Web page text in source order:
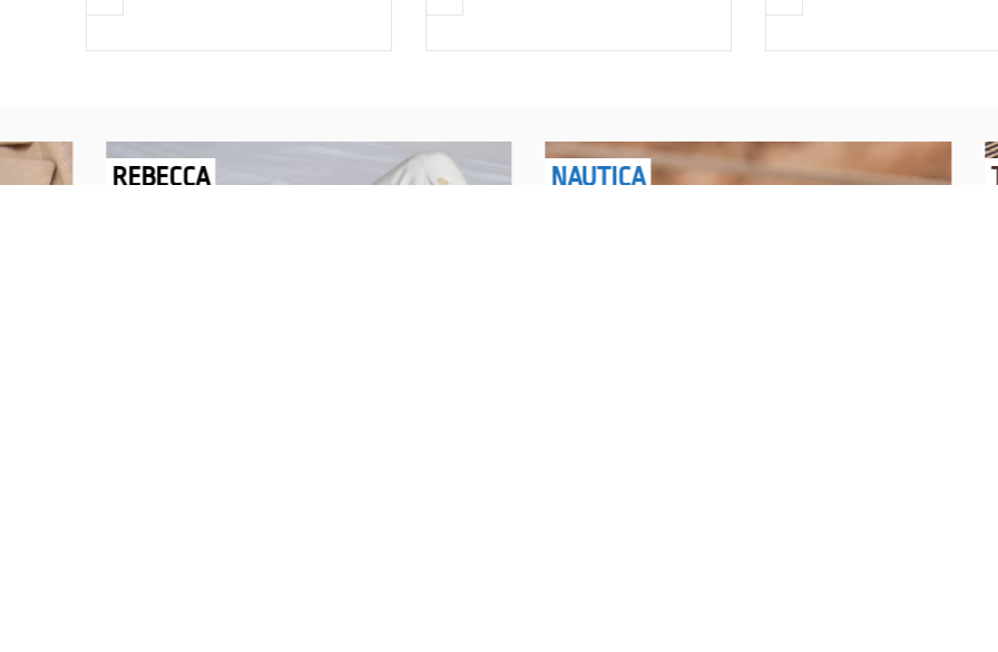
REBECCA NAUTICA